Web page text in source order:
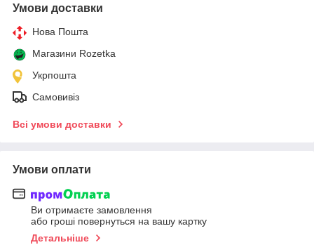
Умови доставки
Нова Пошта
Магазини Rozetka
Укрпошта
Самовивіз
Всі умови доставки
Умови оплати
Ви отримаєте замовлення
або гроші повернуться на вашу картку
Детальніше